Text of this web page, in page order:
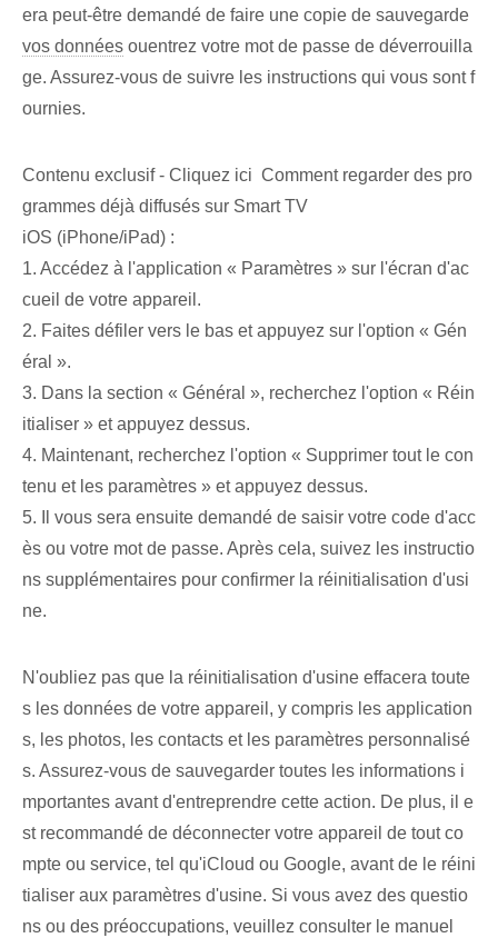
era peut-être demandé de faire une copie de sauvegarde
vos données ou⁢entrez ⁤votre mot de passe de déverrouilla
ge. Assurez-vous de ⁢suivre⁢ les instructions qui vous sont f
ournies.
Contenu exclusif - Cliquez ici Comment regarder des pro
grammes déjà diffusés sur Smart TV
iOS ⁢(iPhone/iPad) :
1. Accédez à l'application « Paramètres » sur l'écran d'ac
cueil de votre appareil.
2. Faites défiler vers le bas et appuyez sur l'option « Gén
éral ».
3. Dans la section⁢ « Général », recherchez l'option‌ « Réin
itialiser » et appuyez dessus.
4. Maintenant⁣, recherchez l'option‍ « Supprimer tout⁢ le con
tenu et⁤ les paramètres »⁢ et appuyez dessus.
5. Il vous sera ensuite demandé de saisir votre code d'acc
ès ou votre mot de passe. Après cela, suivez les instructio
ns supplémentaires pour confirmer la réinitialisation d'usi
ne.
N'oubliez pas que la réinitialisation d'usine effacera toute
s les données de votre appareil, y compris les application
s, les photos, les contacts et les paramètres personnalisé
s. Assurez-vous de sauvegarder toutes les informations i
mportantes avant d'entreprendre cette action. De plus, il e
st recommandé de déconnecter votre appareil de tout co
mpte ou service, tel qu'iCloud ou Google, avant de le réini
tialiser aux paramètres d'usine. Si vous avez des questio
ns ou des préoccupations, veuillez consulter le manuel